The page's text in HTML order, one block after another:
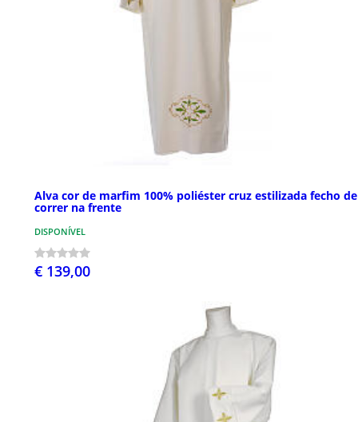
Alva cor de marfim 100% poliéster cruz estilizada fecho de
correr na frente
DISPONÍVEL
€ 139,00